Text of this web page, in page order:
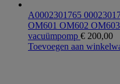
A0002301765
OM601 OM602
vacuümpomp € 200,00
Toevoegen aan